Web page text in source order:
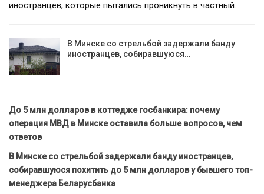
иностранцев, которые пытались проникнуть в частный…
В Минске со стрельбой задержали банду
иностранцев, собиравшуюся…
До 5 млн долларов в коттедже госбанкира: почему
операция МВД в Минске оставила больше вопросов, чем
ответов
В Минске со стрельбой задержали банду иностранцев,
собиравшуюся похитить до 5 млн долларов у бывшего топ-
менеджера Беларусбанка